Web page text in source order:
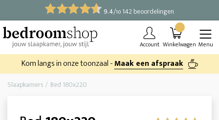
9.4/10 142 beoordelingen
Account Winkelwagen Menu
Kom langs in onze toonzaal -Maak een afspraak
Slaapkamers Bed 180x220